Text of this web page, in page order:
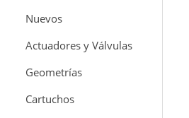
Nuevos
Actuadores y Válvulas
Geometrías
Cartuchos